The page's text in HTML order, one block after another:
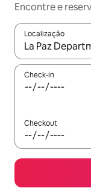
Encontre e
Localização
Quando os
Check-in
Checkout